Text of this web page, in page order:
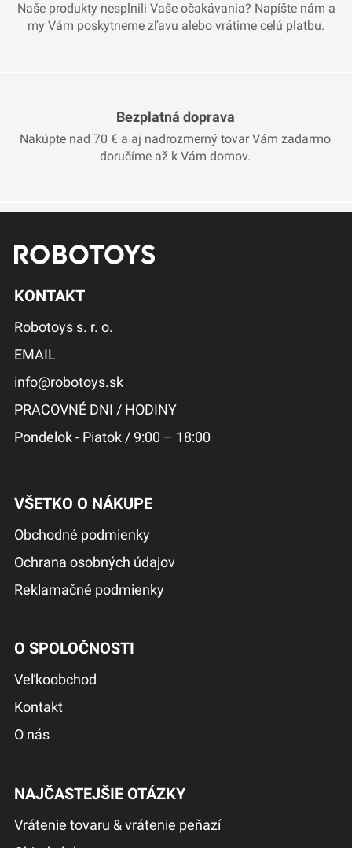
Naše produkty nesplnili Vaše očakávania? Napíšte nám a
my Vám poskytneme zľavu alebo vrátime celú platbu.
Bezplatná doprava
Nakúpte nad 70 € a aj nadrozmerný tovar Vám zadarmo
doručíme až k Vám domov.
KONTAKT
Robotoys s. r. o.
EMAIL
info@robotoys.sk
PRACOVNÉ DNI / HODINY
Pondelok - Piatok / 9:00 – 18:00
VŠETKO O NÁKUPE
Obchodné podmienky
Ochrana osobných údajov
Reklamačné podmienky
O SPOLOČNOSTI
Veľkoobchod
Kontakt
O nás
NAJČASTEJŠIE OTÁZKY
Vrátenie tovaru & vrátenie peňazí